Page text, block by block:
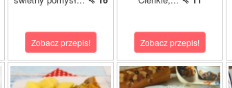
Zobacz przepis! Zobacz przepis!